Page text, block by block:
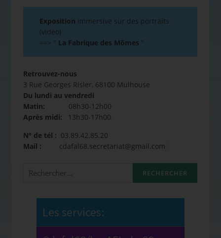
Exposition immersive sur des portraits
(vidéo)
==> " La Fabrique des Mômes "
Retrouvez-nous
3 Rue Georges Risler, 68100 Mulhouse
Du lundi au vendredi
Matin: 08h30-12h00
Après midi: 13h30-17h00
N° de tél : 03.89.42.85.20
Mail : cdafal68.secretariat@gmail.com